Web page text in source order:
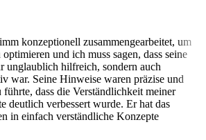
konzeptionell zusammengearbeitet, um
und ich muss sagen, dass seine
unglaublich hilfreich, sondern auch
war. Seine Hinweise waren präzise und
führte, dass die Verständlichkeit meiner
deutlich verbessert wurde. Er hat das
in einfach verständliche Konzepte